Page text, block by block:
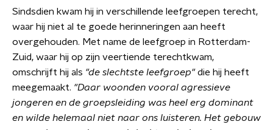
Sindsdien kwam hij in verschillende leefgroepen terecht,
waar hij niet al te goede herinneringen aan heeft
overgehouden. Met name de leefgroep in Rotterdam-
Zuid, waar hij op zijn veertiende terechtkwam,
omschrijft hij als "de slechtste leefgroep"die hij heeft
meegemaakt. "Daar woonden vooral agressieve
jongeren en de groepsleiding was heel erg dominant
en wilde helemaal niet naar ons luisteren. Het gebouw